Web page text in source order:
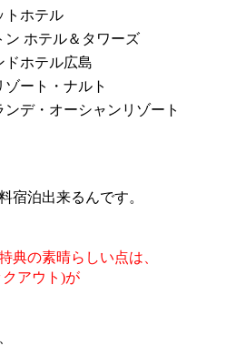
トホテル
ン ホテル＆タワーズ
ドホテル広島
ート・ナルト
ンデ・オーシャンリゾート
宿泊出来るんです。
典の素晴らしい点は、
アウト)が